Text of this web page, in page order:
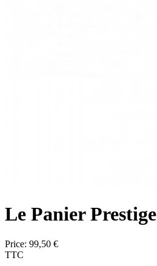
Le Panier Prestige
Price: 99,50 €
TTC